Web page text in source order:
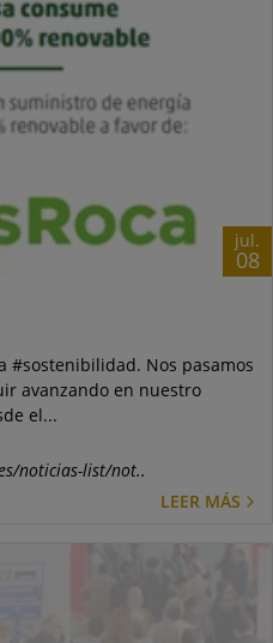
jul.
08
#sostenibilidad. Nos pasamos
avanzando en nuestro
el...
noticias-list/not..
LEER MÁS